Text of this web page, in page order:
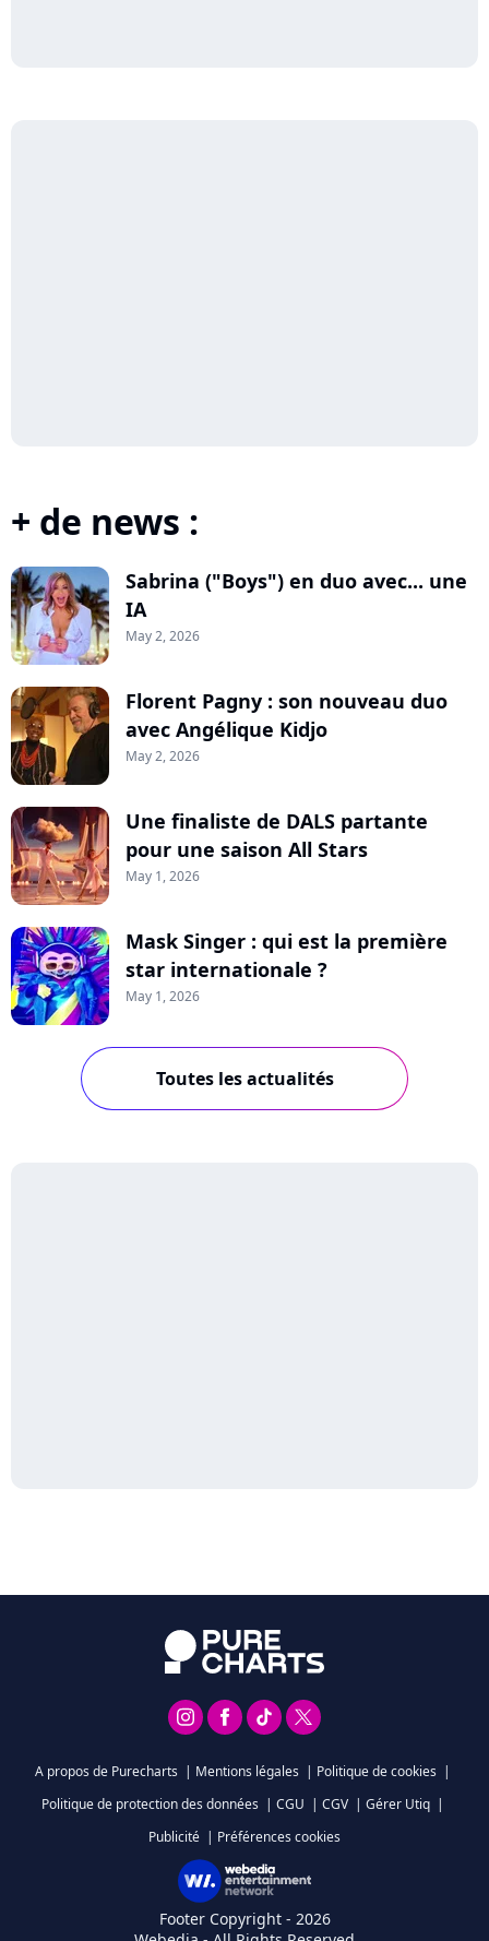
+ de news :
Sabrina ("Boys") en duo avec... une
IA
May 2, 2026
Florent Pagny : son nouveau duo
avec Angélique Kidjo
May 2, 2026
Une finaliste de DALS partante
pour une saison All Stars
May 1, 2026
Mask Singer : qui est la première
star internationale ?
May 1, 2026
Toutes les actualités
A propos de Purecharts | Mentions légales | Politique de cookies |
Politique de protection des données | CGU | CGV | Gérer Utiq |
Publicité | Préférences cookies
Footer Copyright - 2026